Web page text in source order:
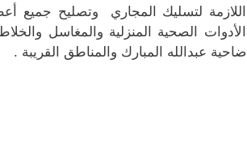
اللازمة لتسليك المجاري وتصليح جميع
الأدوات الصحية المنزلية والمغاسل
ضاحية عبدالله المبارك والمناطق القريبة .